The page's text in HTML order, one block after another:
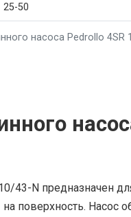
насоса Pedrollo 4SR
25-50
43-N предназначен
поверхность. Насос